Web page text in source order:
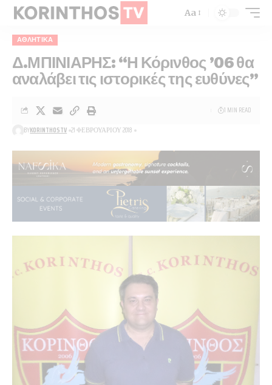
Aa
ΑΘΛΗΤΙΚΑ
Δ.ΜΠΙΝΙΑΡΗΣ: “Η Κόρινθος ’06 θα
αναλάβει τις ιστορικές της ευθύνες”
BYKORINTHOSTV 21 ΦΕΒΡΟΥΑΡΊΟΥ 2018
1 MIN READ